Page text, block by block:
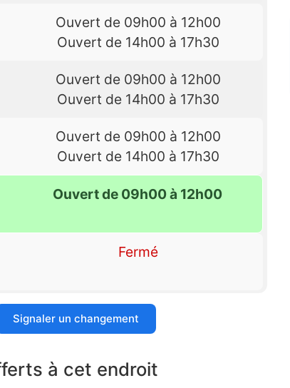
Ouvert de 09h00 à 12h00
Ouvert de 14h00 à 17h30
Ouvert de 09h00 à 12h00
Ouvert de 14h00 à 17h30
Ouvert de 09h00 à 12h00
Ouvert de 14h00 à 17h30
Ouvert de 09h00 à 12h00
Fermé
Signaler un changement
à cet endroit